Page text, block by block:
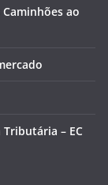
ao
– EC